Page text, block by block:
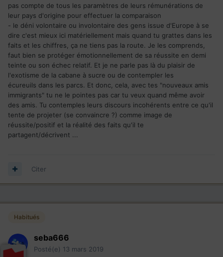
pas compte de tous les paramètres de leurs rémunérations de
leur pays d'origine pour effectuer la comparaison
- le déni volontaire ou involontaire des gens issue d'Europe à se
dire c'est mieux ici matériellement mais quand tu grattes dans les
faits et les chiffres, ça ne tiens pas la route. Je les comprends,
faut bien se protéger émotionnellement de sa réussite en demi
teinte ou son échec relatif. Et je ne parle pas là du plaisir de
l'exotisme de la cabane à sucre ou de contempler les
écureuils dans les parcs. Et donc, cela, avec tes "nouveaux amis
immigrants" tu ne le pointes pas car tu veux quand même avoir
des amis. Tu contemples leurs discours incohérents entre ce qu'il
tente de projeter (se convaincre ?) comme image de
réussite/positif et la réalité des faits qu'il te
partagent/décrivent ...
Citer
Habitués
seba666
Posté(e) 13 mars 2019